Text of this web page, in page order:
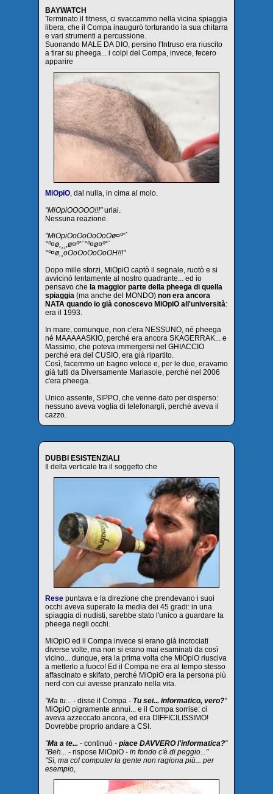
BAYWATCH
Terminato il fitness, ci svaccammo nella vicina spiaggia
libera, che il Compa inaugurò torturando la sua chitarra
e vari strumenti a percussione.
Suonando MALE DA DIO, persino l'Intruso era riuscito
a tirar su pheega... i colpi del Compa, invece, fecero
apparire
MiOpiO , dal nulla, in cima al molo.
"MiOpiOOOOO!!!"urlai.
Nessuna reazione.
"MiOpiOoOoOoOoOø¤º°`
°º¤ø,¸¸,ø¤º°`°º¤ø¤º°`
°º¤ø,¸oOoOoOoOoOH!!!"
Dopo mille sforzi, MiOpiO captò il segnale, ruotò e si
avvicinò lentamente al nostro quadrante... ed io
pensavo che la maggior parte della pheega di quella
spiaggia (ma anche del MONDO) non era ancora
NATA quando io già conoscevo MiOpiO all'università:
era il 1993.
In mare, comunque, non c'era NESSUNO, né pheega
né MAAAAASKIO, perché era ancora SKAGERRAK... e
Massimo, che poteva immergersi nel GHIACCIO
perché era del CUSIO, era già ripartito.
Così, facemmo un bagno veloce e, per le due, eravamo
già tutti da Diversamente Mariasole, perché nel 2006
c'era pheega.
Unico assente, SIPPO, che venne dato per disperso:
nessuno aveva voglia di telefonargli, perché aveva il
cazzo.
DUBBI ESISTENZIALI
Il delta verticale tra il soggetto che
Rese puntava e la direzione che prendevano i suoi
occhi aveva superato la media dei 45 gradi: in una
spiaggia di nudisti, sarebbe stato l'unico a guardare la
pheega negli occhi.
MiOpiO ed il Compa invece si erano già incrociati
diverse volte, ma non si erano mai esaminati da così
vicino... dunque, era la prima volta che MiOpiO riusciva
a metterlo a fuoco! Ed il Compa ne era al tempo stesso
affascinato e skifato, perché MiOpiO era la persona più
nerd con cui avesse pranzato nella vita.
"Ma tu... - disse il Compa - Tu sei... informatico, vero?"
MiOpiO pigramente annuì... e il Compa sorrise: ci
aveva azzeccato ancora, ed era DIFFICILISSIMO!
Dovrebbe proprio andare a CSI.
"Ma a te... - continuò - piace DAVVERO l'informatica?"
"Beh... - rispose MiOpiO - in fondo c'è di peggio..."
"Sì, ma col computer la gente non ragiona più... per
esempio,